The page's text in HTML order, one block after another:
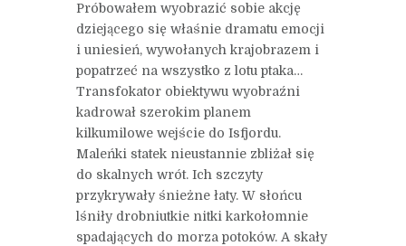
Próbowałem wyobrazić sobie akcję
dziejącego się właśnie dramatu emocji
i uniesień, wywołanych krajobrazem i
popatrzeć na wszystko z lotu ptaka…
Transfokator obiektywu wyobraźni
kadrował szerokim planem
kilkumilowe wejście do Isfjordu.
Maleńki statek nieustannie zbliżał się
do skalnych wrót. Ich szczyty
przykrywały śnieżne łaty. W słońcu
lśniły drobniutkie nitki karkołomnie
spadających do morza potoków. A skały